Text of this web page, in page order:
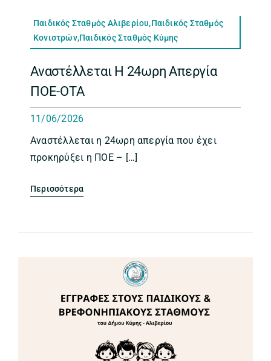
Παιδικός Σταθμός Αλιβερίου,Παιδικός Σταθμός
Κονιστρών,Παιδικός Σταθμός Κύμης
Αναστέλλεται Η 24ωρη Απεργία
ΠΟΕ-ΟΤΑ
11/06/2026
Αναστέλλεται η 24ωρη απεργία που έχει
προκηρύξει η ΠΟΕ – […]
Περισσότερα